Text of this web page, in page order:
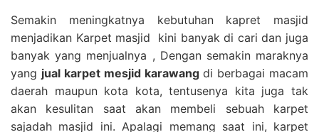
Semakin meningkatnya kebutuhan kapret masjid
menjadikan Karpet masjid kini banyak di cari dan juga
banyak yang menjualnya , Dengan semakin maraknya
yang jual karpet mesjid karawang di berbagai macam
daerah maupun kota kota, tentusenya kita juga tak
akan kesulitan saat akan membeli sebuah karpet
sajadah masjid ini. Apalagi memang saat ini, karpet